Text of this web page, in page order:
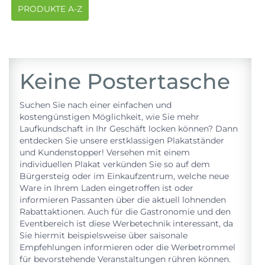
Toggle
navigation
PRODUKTE A-Z
Keine Postertasche
Suchen Sie nach einer einfachen und
kostengünstigen Möglichkeit, wie Sie mehr
Laufkundschaft in Ihr Geschäft locken können? Dann
entdecken Sie unsere erstklassigen Plakatständer
und Kundenstopper! Versehen mit einem
individuellen Plakat verkünden Sie so auf dem
Bürgersteig oder im Einkaufzentrum, welche neue
Ware in Ihrem Laden eingetroffen ist oder
informieren Passanten über die aktuell lohnenden
Rabattaktionen. Auch für die Gastronomie und den
Eventbereich ist diese Werbetechnik interessant, da
Sie hiermit beispielsweise über saisonale
Empfehlungen informieren oder die Werbetrommel
für bevorstehende Veranstaltungen rühren können.